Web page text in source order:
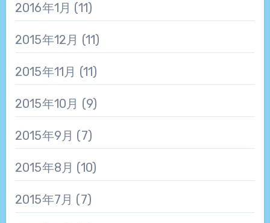
2016年1月 (11)
2015年12月 (11)
2015年11月 (11)
2015年10月 (9)
2015年9月 (7)
2015年8月 (10)
2015年7月 (7)